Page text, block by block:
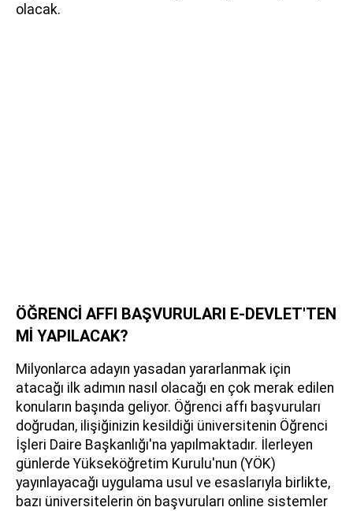
olacak.
ÖĞRENCİ AFFI BAŞVURULARI E-DEVLET'TEN
Mİ YAPILACAK?
Milyonlarca adayın yasadan yararlanmak için
atacağı ilk adımın nasıl olacağı en çok merak edilen
konuların başında geliyor. Öğrenci affı başvuruları
doğrudan, ilişiğinizin kesildiği üniversitenin Öğrenci
İşleri Daire Başkanlığı'na yapılmaktadır. İlerleyen
günlerde Yükseköğretim Kurulu'nun (YÖK)
yayınlayacağı uygulama usul ve esaslarıyla birlikte,
bazı üniversitelerin ön başvuruları online sistemler